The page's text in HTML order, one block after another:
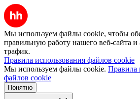
Мы используем файлы cookie, чтобы
правильную работу нашего веб-сайта и
трафик.
Правила использования файлов cookie
Мы используем файлы cookie. Правила
файлов cookie
Понятно